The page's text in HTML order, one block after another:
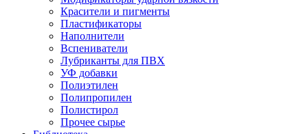
Красители и пигменты
Пластификаторы
Наполнители
Вспениватели
Лубриканты для ПВХ
УФ добавки
Полиэтилен
Полипропилен
Полистирол
Прочее сырье